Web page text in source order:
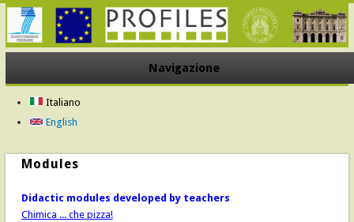
Navigazione
Italiano
English
Modules
Didactic modules developed by teachers
Chimica ... che pizza!